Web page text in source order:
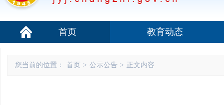
首页 教育动态
您当前的位置： 首页 > 公示公告 > 正文内容